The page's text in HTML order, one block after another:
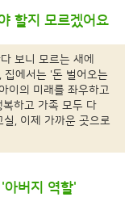
할지 모르겠어요
보니 모르는 새에
집에서는 '돈 벌어오는
이의 미래를 좌우하고
하고 가족 모두 다
, 이제 가까운 곳으로
아버지 역할'